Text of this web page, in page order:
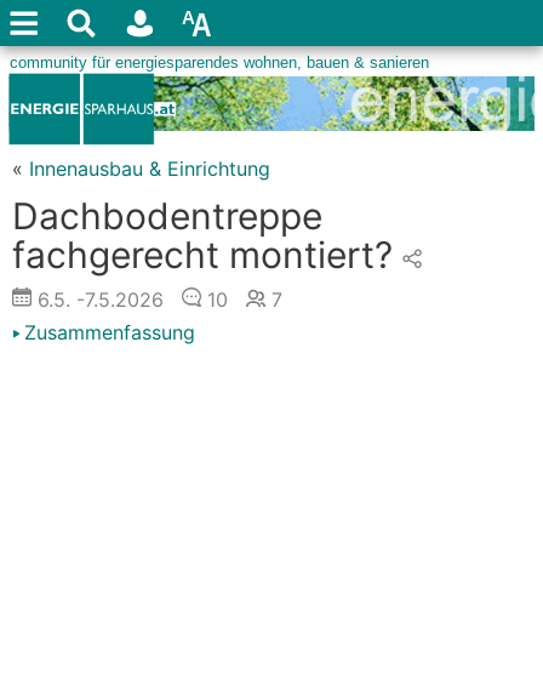
« Innenausbau & Einrichtung
Dachbodentreppe
fachgerecht montiert?
6.5. -7.5.2026 10
7
Zusammenfassung